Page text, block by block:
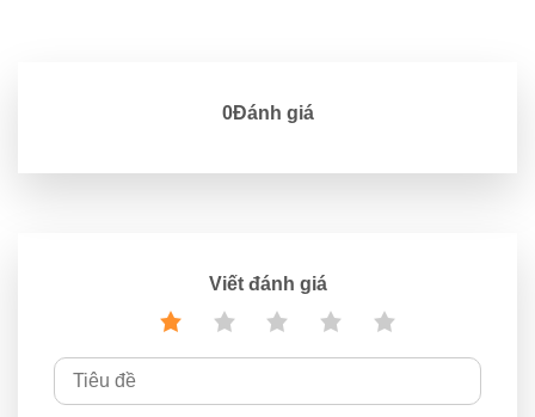
0Đánh giá
Viết đánh giá